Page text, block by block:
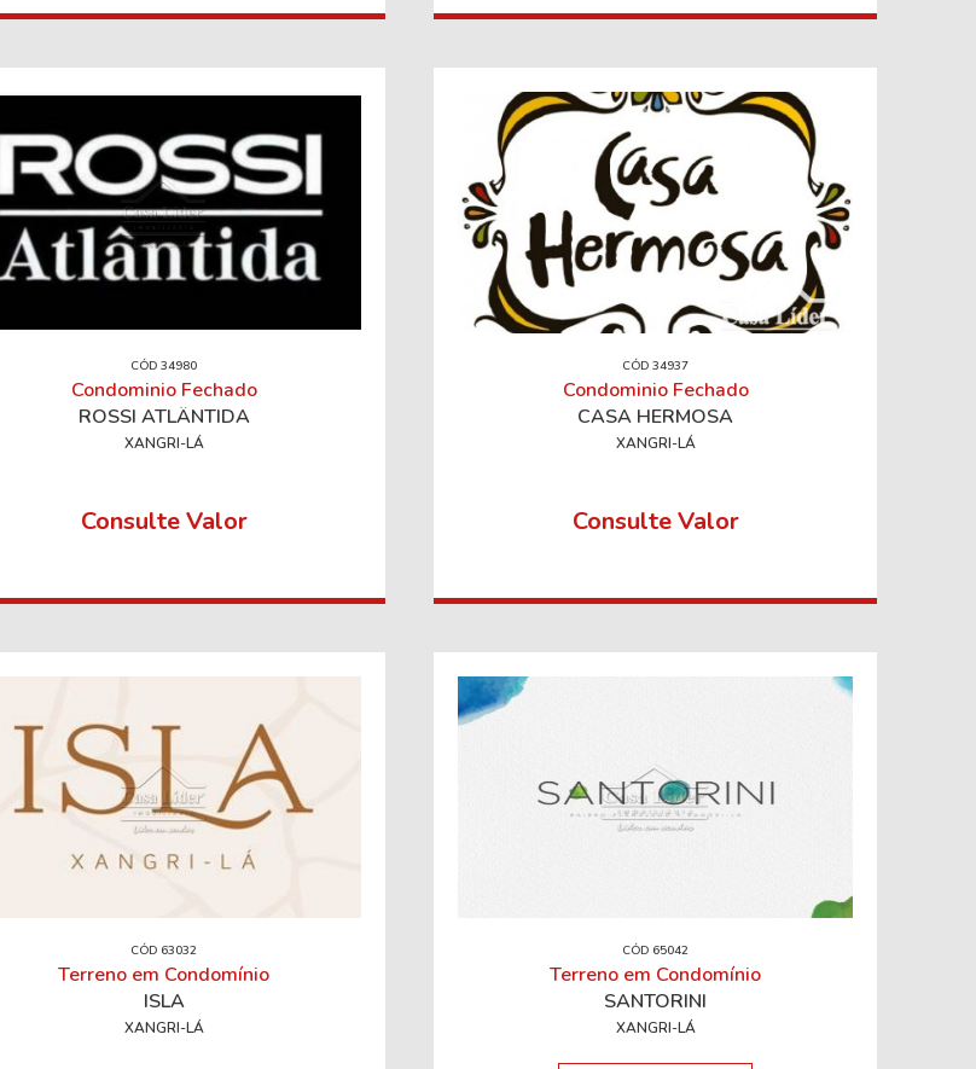
CÓD 34980
Condominio Fechado
ROSSI ATLÂNTIDA
XANGRI-LÁ
Consulte Valor
CÓD 34937
Condominio Fechado
CASA HERMOSA
XANGRI-LÁ
Consulte Valor
CÓD 63032
Terreno em Condomínio
ISLA
XANGRI-LÁ
CÓD 65042
Terreno em Condomínio
SANTORINI
XANGRI-LÁ